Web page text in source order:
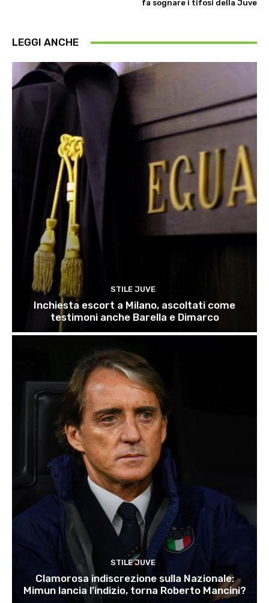
fa sognare i tifosi della Juve
LEGGI ANCHE
STILE JUVE
Inchiesta escort a Milano, ascoltati come
testimoni anche Barella e Dimarco
STILE JUVE
Clamorosa indiscrezione sulla Nazionale:
Mimun lancia l’indizio, torna Roberto Mancini?